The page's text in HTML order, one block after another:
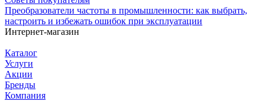
Преобразователи частоты в промышленности: как выбрать,
настроить и избежать ошибок при эксплуатации
Интернет-магазин
Каталог
Услуги
Акции
Бренды
Компания